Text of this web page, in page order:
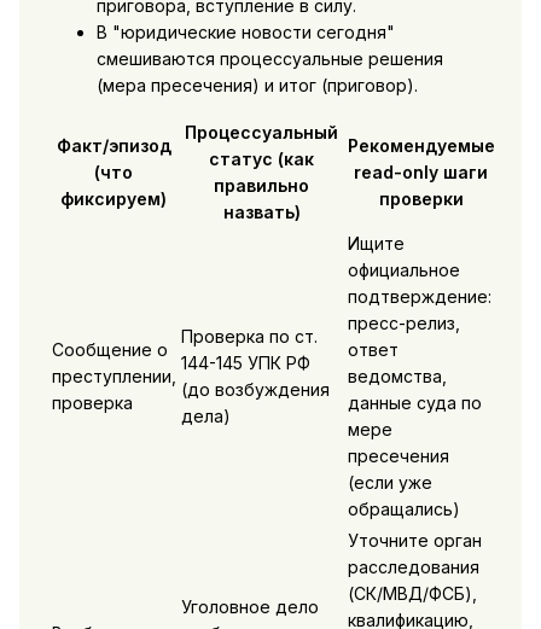
приговора, вступление в силу.
В "юридические новости сегодня"
смешиваются процессуальные решения
(мера пресечения) и итог (приговор).
Факт/эпизод
(что
фиксируем)
Процессуальный
статус (как
правильно
назвать)
Рекомендуемые
read-only шаги
проверки
Сообщение о
преступлении,
проверка
Проверка по ст.
144-145 УПК РФ
(до возбуждения
дела)
Ищите
официальное
подтверждение:
пресс-релиз,
ответ
ведомства,
данные суда по
мере
пресечения
(если уже
обращались)
Уголовное дело
Уточните орган
расследования
(СК/МВД/ФСБ),
квалификацию,